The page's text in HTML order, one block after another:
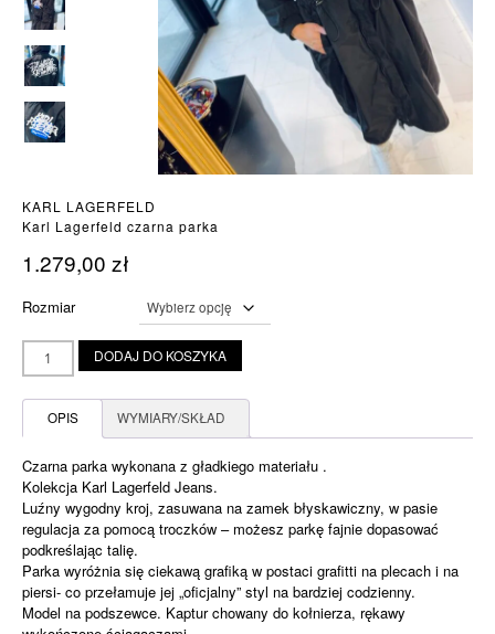
KARL LAGERFELD
Karl Lagerfeld czarna parka
1.279,00 zł
Rozmiar
ilość
Karl
czarna
parka
DODAJ DO KOSZYKA
OPIS WYMIARY/SKŁAD
Czarna parka wykonana z gładkiego materiału .
Kolekcja Karl Lagerfeld Jeans.
Luźny wygodny kroj, zasuwana na zamek błyskawiczny, w pasie
regulacja za pomocą troczków – możesz parkę fajnie dopasować
podkreślając talię.
Parka wyróżnia się ciekawą grafiką w postaci grafitti na plecach i na
piersi- co przełamuje jej „oficjalny” styl na bardziej codzienny.
Model na podszewce. Kaptur chowany do kołnierza, rękawy